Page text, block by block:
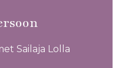
Sailaja Lolla